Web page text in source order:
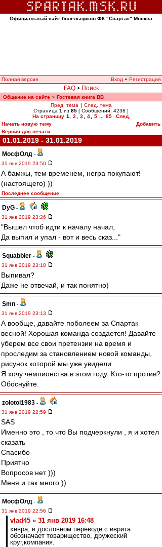
Официальный сайт болельщиков ФК "Спартак" Москва
Полная версия Вход • Регистрация
FAQ • Поиск
Общение на сайте » Гостевая книга ВВ
Пред. тема | След. тема
Страница 1 из 85 [ Сообщений: 4238 ]
На страницу 1 2 3 4 5 85
След.
Начать новую тему
Добавить
Версия для печати
01.01.2019 - 31.01.2019
МосфОлд -
31 янв 2019 23:50
А бамжы, тем временем, негра покупают!
(настоящего) ))
Последнее сообщение
DyG -
31 янв 2019 23:26
"Вышел чтоб идти к началу начал,
Да выпил и упал - вот и весь сказ..."
Squabbler -
31 янв 2019 23:18
Выпивал?
Даже не отвечай, и так понятно)
Smn -
31 янв 2019 23:13
А вообще, давайте поболеем за Спартак
весной! Хорошая команда создается! Давайте
уберем все свои претензии на время и
проследим за становлением новой команды,
рисунок которой мы уже увидели.
Я хочу чемпионства в этом году. Кто-то против?
Обоснуйте.
zolotoi1983 -
31 янв 2019 22:59
SAS
Именно это , то что Вы подчеркнули , я и хотел
сказать
Спасибо
Приятно
Вопросов нет )))
Меня и так много ))
МосфОлд -
31 янв 2019 22:56
vlad45 » 31 янв 2019 16:48
хевра, в дословном переводе с иврита
обозначает товарищество, дружеский
круг,компания.